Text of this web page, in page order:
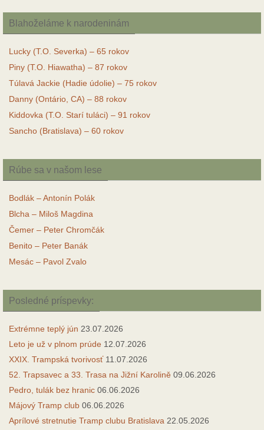
Blahoželáme k narodeninám
Lucky (T.O. Severka) – 65 rokov
Piny (T.O. Hiawatha) – 87 rokov
Túlavá Jackie (Hadie údolie) – 75 rokov
Danny (Ontário, CA) – 88 rokov
Kiddovka (T.O. Starí tuláci) – 91 rokov
Sancho (Bratislava) – 60 rokov
Rúbe sa v našom lese
Bodlák – Antonín Polák
Blcha – Miloš Magdina
Čemer – Peter Chromčák
Benito – Peter Banák
Mesác – Pavol Zvalo
Posledné príspevky:
Extrémne teplý jún 23.07.2026
Leto je už v plnom prúde 12.07.2026
XXIX. Trampská tvorivosť 11.07.2026
52. Trapsavec a 33. Trasa na Jižní Karolině 09.06.2026
Pedro, tulák bez hranic 06.06.2026
Májový Tramp club 06.06.2026
Aprílové stretnutie Tramp clubu Bratislava 22.05.2026